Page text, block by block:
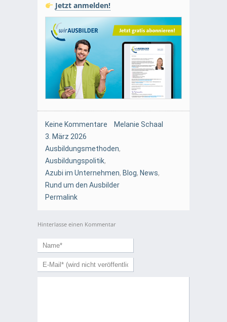
Jetzt anmelden!
Keine Kommentare
Melanie Schaal
3. März 2026
Ausbildungsmethoden,
Ausbildungspolitik,
Azubi im Unternehmen, Blog, News,
Rund um den Ausbilder
Permalink
Hinterlasse einen Kommentar